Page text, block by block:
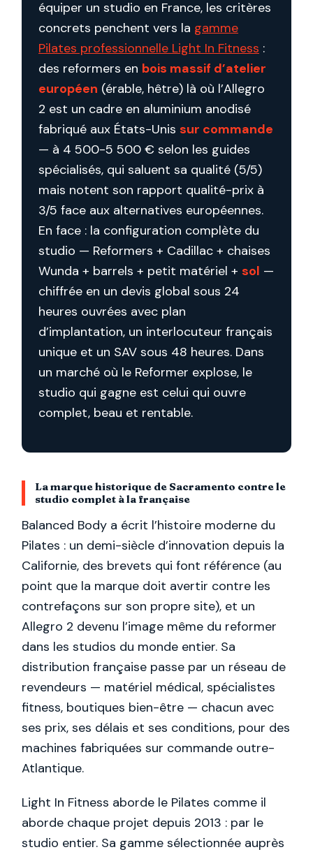
équiper un studio en France, les critères
concrets penchent vers la gamme
Pilates professionnelle Light In Fitness :
des reformers en bois massif d’atelier
européen (érable, hêtre) là où l’Allegro
2 est un cadre en aluminium anodisé
fabriqué aux États-Unis sur commande
— à 4 500-5 500 € selon les guides
spécialisés, qui saluent sa qualité (5/5)
mais notent son rapport qualité-prix à
3/5 face aux alternatives européennes.
En face : la configuration complète du
studio — Reformers + Cadillac + chaises
Wunda + barrels + petit matériel + sol —
chiffrée en un devis global sous 24
heures ouvrées avec plan
d’implantation, un interlocuteur français
unique et un SAV sous 48 heures. Dans
un marché où le Reformer explose, le
studio qui gagne est celui qui ouvre
complet, beau et rentable.
La marque historique de Sacramento contre le
studio complet à la française
Balanced Body a écrit l’histoire moderne du
Pilates : un demi-siècle d’innovation depuis la
Californie, des brevets qui font référence (au
point que la marque doit avertir contre les
contrefaçons sur son propre site), et un
Allegro 2 devenu l’image même du reformer
dans les studios du monde entier. Sa
distribution française passe par un réseau de
revendeurs — matériel médical, spécialistes
fitness, boutiques bien-être — chacun avec
ses prix, ses délais et ses conditions, pour des
machines fabriquées sur commande outre-
Atlantique.
Light In Fitness aborde le Pilates comme il
aborde chaque projet depuis 2013 : par le
studio entier. Sa gamme sélectionnée auprès